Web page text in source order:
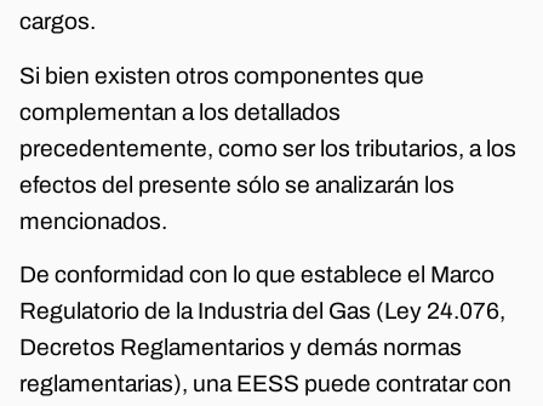
cargos.
Si bien existen otros componentes que
complementan a los detallados
precedentemente, como ser los tributarios, a los
efectos del presente sólo se analizarán los
mencionados.
De conformidad con lo que establece el Marco
Regulatorio de la Industria del Gas (Ley 24.076,
Decretos Reglamentarios y demás normas
reglamentarias), una EESS puede contratar con